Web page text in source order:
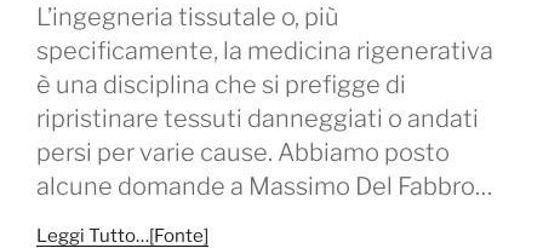
L’ingegneria tissutale o, più
specificamente, la medicina rigenerativa
è una disciplina che si prefigge di
ripristinare tessuti danneggiati o andati
persi per varie cause. Abbiamo posto
alcune domande a Massimo Del Fabbro…
Leggi Tutto…[Fonte]